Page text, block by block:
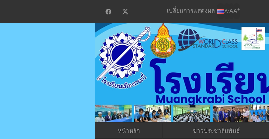
เปลี่ยนการแสดงผล A-AA+
โรงเรียนเ
กระบี่
หน้าหลัก ข่าวประชาสัมพันธ์